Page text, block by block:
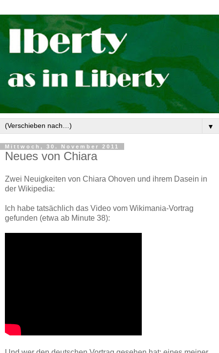
▼
Mittwoch, 30. November 2011
Neues von Chiara
Zwei Neuigkeiten von Chiara Ohoven und ihrem Dasein in
der Wikipedia:
Ich habe tatsächlich das Video vom Wikimania-Vortrag
gefunden (etwa ab Minute 38):